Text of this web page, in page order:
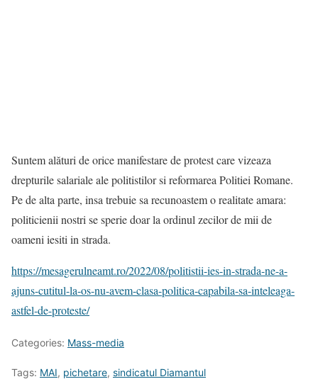
Suntem alături de orice manifestare de protest care vizeaza
drepturile salariale ale politistilor si reformarea Politiei Romane.
Pe de alta parte, insa trebuie sa recunoastem o realitate amara:
politicienii nostri se sperie doar la ordinul zecilor de mii de
oameni iesiti in strada.
https://mesagerulneamt.ro/2022/08/politistii-ies-in-strada-ne-a-
ajuns-cutitul-la-os-nu-avem-clasa-politica-capabila-sa-inteleaga-
astfel-de-proteste/
Categories: Mass-media
Tags: MAI, pichetare, sindicatul Diamantul